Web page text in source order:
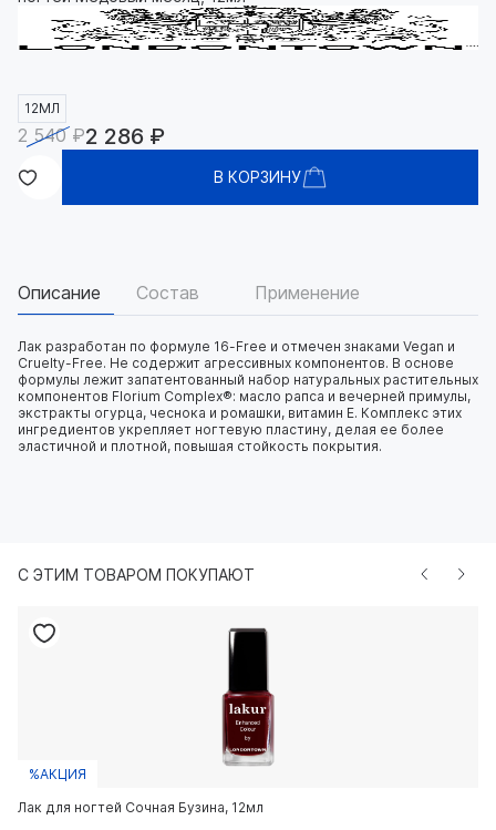
12МЛ
2 540 ₽2 286 ₽
В КОРЗИНУ
Описание Состав Применение
Лак разработан по формуле 16-Free и отмечен знаками Vegan и
Cruelty-Free. Не содержит агрессивных компонентов. В основе
формулы лежит запатентованный набор натуральных растительных
компонентов Florium Complex®: масло рапса и вечерней примулы,
экстракты огурца, чеснока и ромашки, витамин E. Комплекс этих
ингредиентов укрепляет ногтевую пластину, делая ее более
эластичной и плотной, повышая стойкость покрытия.
С ЭТИМ ТОВАРОМ ПОКУПАЮТ
%АКЦИЯ
Лак для ногтей Сочная Бузина, 12мл